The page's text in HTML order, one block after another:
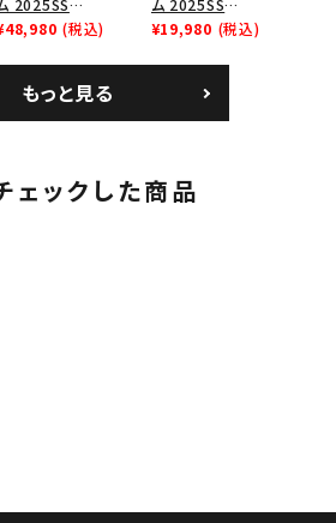
2025SS
バックパッ
(税込)
ム 2025SS
Homerun Tee ホー
¥19,980 (税込)
もっと見る
ェックした商品